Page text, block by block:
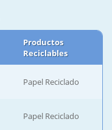
Productos
Reciclables
Papel Reciclado
Papel Reciclado